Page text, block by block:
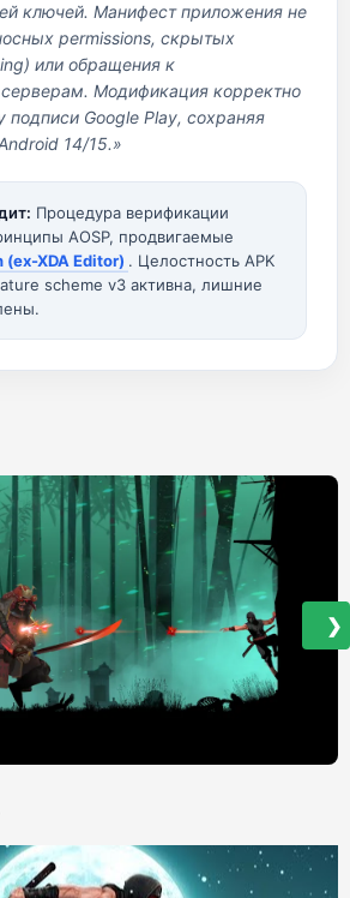
ключей. Манифест приложения не
permissions, скрытых
или обращения к
Модификация корректно
подписи Google Play, сохраняя
14/15.»
Процедура верификации
AOSP, продвигаемые
(ex-XDA Editor) . Целостность APK
scheme v3 активна, лишние
❯